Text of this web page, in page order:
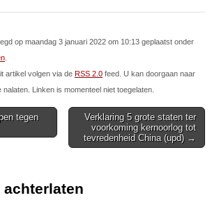
op maandag 3 januari 2022 om 10:13 geplaatst onder
artikel volgen via de RSS 2.0 feed. U kan doorgaan naar
Linken is momenteel niet toegelaten.
tegen
Verklaring 5 grote staten ter
voorkoming kernoorlog tot
tevredenheid China (upd) →
achterlaten